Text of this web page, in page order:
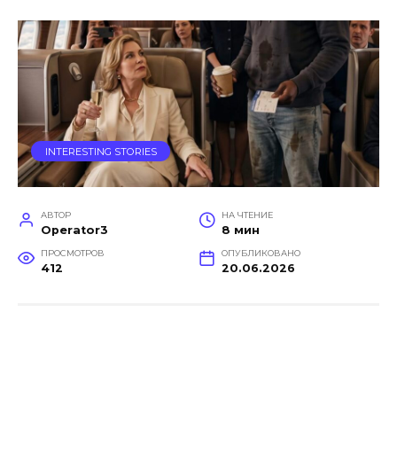
INTERESTING STORIES
АВТОР
Operator3
НА ЧТЕНИЕ
8 мин
ПРОСМОТРОВ
412
ОПУБЛИКОВАНО
20.06.2026